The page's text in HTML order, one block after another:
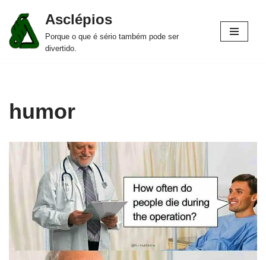
Pular
para
Asclépios
Porque o que é sério também pode ser
divertido.
humor